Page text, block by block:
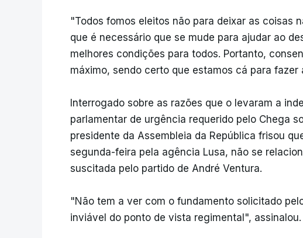
"Todos fomos eleitos não para deixar as coisas
que é necessário que se mude para ajudar ao
melhores condições para todos. Portanto,
máximo, sendo certo que estamos cá para fazer
Interrogado sobre as razões que o levaram a
parlamentar de urgência requerido pelo Chega
presidente da Assembleia da República frisou
segunda-feira pela agência Lusa, não se
suscitada pelo partido de André Ventura.
"Não tem a ver com o fundamento solicitado
inviável do ponto de vista regimental", assinalou.